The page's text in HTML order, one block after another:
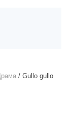
/ Gullo gullo